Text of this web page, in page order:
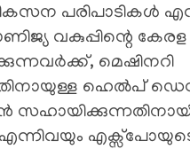
പരിപാടികൾ
വകുപ്പിന്റെ
മെഷിനറി
ഹെല്‍പ്
എക്സ്പോയുടെ